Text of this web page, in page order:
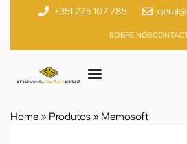
+351 225 107 785
SOBRE NÓS
Home » Produtos » Memosoft